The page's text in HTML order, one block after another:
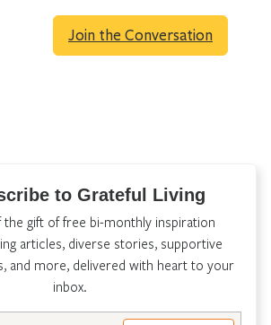
Join the Conversation
to Grateful Living
the gift of free bi-monthly inspiration
articles, diverse stories, supportive
and more, delivered with heart to your
inbox.